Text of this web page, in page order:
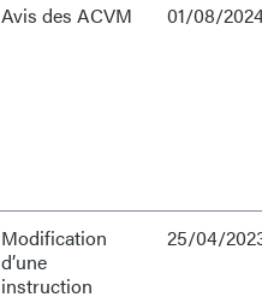
Avis des ACVM 01/08/
Modification
d’une
instruction
25/04/